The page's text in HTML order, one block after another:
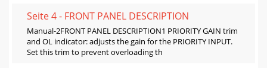
Seite 4 - FRONT PANEL DESCRIPTION
Manual-2FRONT PANEL DESCRIPTION1 PRIORITY GAIN trim
and OL indicator: adjusts the gain for the PRIORITY INPUT.
Set this trim to prevent overloading th